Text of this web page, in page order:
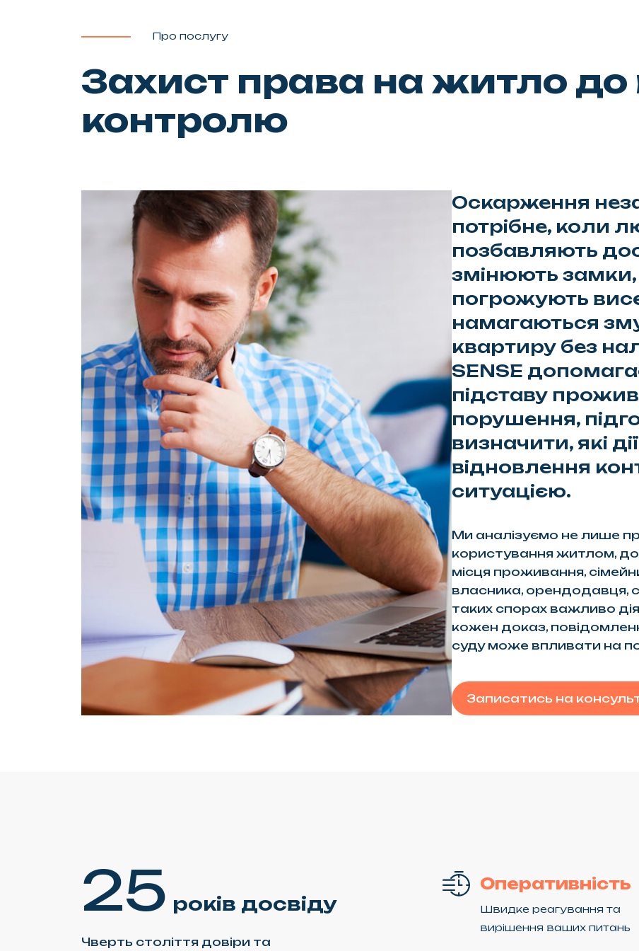
Про послугу
Захист права на житло до
контролю
Оскарження
потрібне, коли
позбавляють
змінюють замки,
погрожують
намагаються
квартиру без
SENSE
підставу
порушення,
визначити, які
відновлення
ситуацією.
Ми аналізуємо не лише
користування житлом,
місця проживання,
власника, орендодавця,
таких спорах важливо
кожен доказ,
суду може впливати на
Записатись на
25 років досвіду
Чверть століття довіри та
Оперативність
Швидке реагування та
вирішення ваших питань